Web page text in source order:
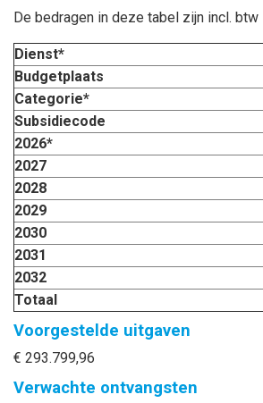
De bedragen in deze tabel zijn incl. btw
Dienst*
Budgetplaats
Categorie*
Subsidiecode
2026*
2027
2028
2029
2030
2031
2032
Totaal
Voorgestelde uitgaven
€ 293.799,96
Verwachte ontvangsten